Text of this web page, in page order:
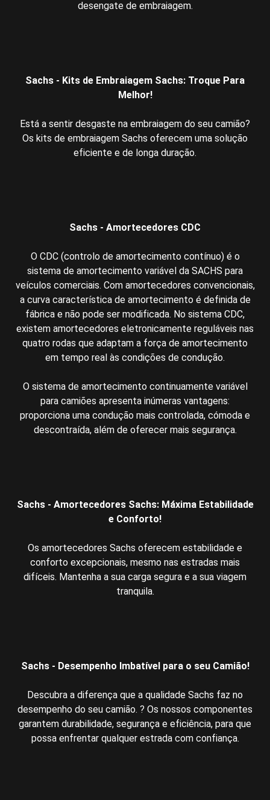
desengate de embraiagem.
Sachs - Kits de Embraiagem Sachs: Troque Para
Melhor!
Está a sentir desgaste na embraiagem do seu camião?
Os kits de embraiagem Sachs oferecem uma solução
eficiente e de longa duração.
Sachs - Amortecedores CDC
O CDC (controlo de amortecimento contínuo) é o
sistema de amortecimento variável da SACHS para
veículos comerciais. Com amortecedores convencionais,
a curva característica de amortecimento é definida de
fábrica e não pode ser modificada. No sistema CDC,
existem amortecedores eletronicamente reguláveis nas
quatro rodas que adaptam a força de amortecimento
em tempo real às condições de condução.
O sistema de amortecimento continuamente variável
para camiões apresenta inúmeras vantagens:
proporciona uma condução mais controlada, cómoda e
descontraída, além de oferecer mais segurança.
Sachs - Amortecedores Sachs: Máxima Estabilidade
e Conforto!
Os amortecedores Sachs oferecem estabilidade e
conforto excepcionais, mesmo nas estradas mais
difíceis. Mantenha a sua carga segura e a sua viagem
tranquila.
Sachs - Desempenho Imbatível para o seu Camião!
Descubra a diferença que a qualidade Sachs faz no
desempenho do seu camião. ? Os nossos componentes
garantem durabilidade, segurança e eficiência, para que
possa enfrentar qualquer estrada com confiança.